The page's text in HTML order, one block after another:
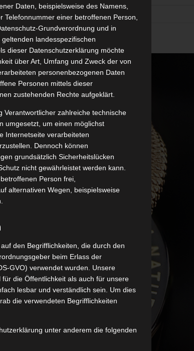
Daten, beispielsweise des Namens,
Telefonnummer einer betroffenen Person,
Grundverordnung und in
landesspezifischen
dieser Datenschutzerklärung möchte
über Art, Umfang und Zweck der von
personenbezogenen Daten
Personen mittels dieser
zustehenden Rechte aufgeklärt.
Verantwortlicher zahlreiche technische
umgesetzt, um einen möglichst
Internetseite verarbeiteten
Dennoch können
grundsätzlich Sicherheitslücken
nicht gewährleistet werden kann.
Person frei,
alternativen Wegen, beispielsweise
den Begrifflichkeiten, die durch den
beim Erlass der
GVO) verwendet wurden. Unsere
die Öffentlichkeit als auch für unsere
lesbar und verständlich sein. Um dies
die verwendeten Begrifflichkeiten
unter anderem die folgenden